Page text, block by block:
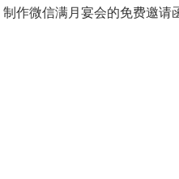
作微信满月宴会的免费邀请